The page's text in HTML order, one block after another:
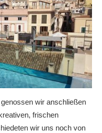
wir anschließen
frischen
wir uns noch von